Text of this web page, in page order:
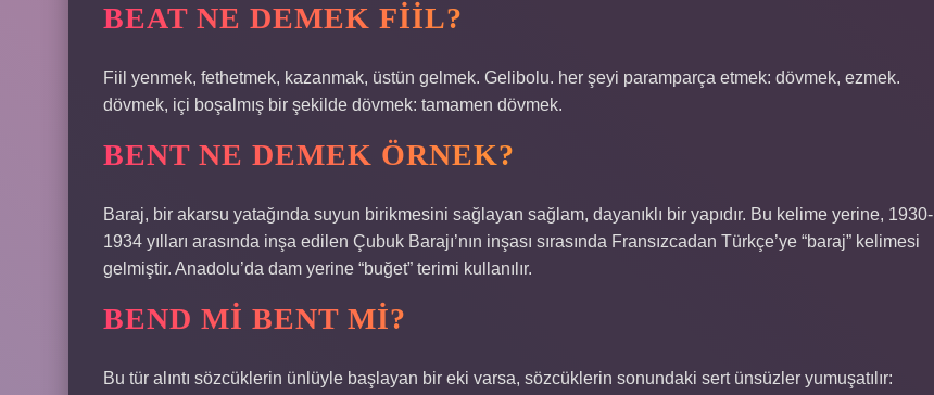
BEAT NE DEMEK FIIL?
Fiil yenmek, fethetmek, kazanmak, üstün gelmek. Gelibolu. her şeyi paramparça etmek: dövmek, ezmek.
dövmek, içi boşalmış bir şekilde dövmek: tamamen dövmek.
BENT NE DEMEK ÖRNEK?
Baraj, bir akarsu yatağında suyun birikmesini sağlayan sağlam, dayanıklı bir yapıdır. Bu kelime yerine, 1930-
1934 yılları arasında inşa edilen Çubuk Barajı’nın inşası sırasında Fransızcadan Türkçe’ye “baraj” kelimesi
gelmiştir. Anadolu’da dam yerine “buğet” terimi kullanılır.
BEND MI BENT MI?
Bu tür alıntı sözcüklerin ünlüyle başlayan bir eki varsa, sözcüklerin sonundaki sert ünsüzler yumuşatılır: